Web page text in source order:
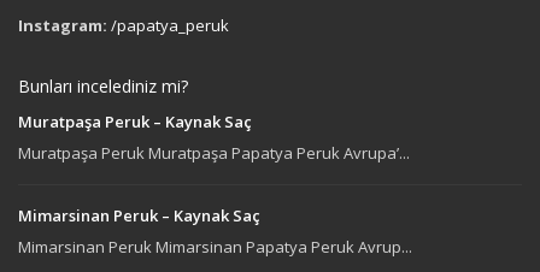
Instagram: /papatya_peruk
Bunları incelediniz mi?
Muratpaşa Peruk – Kaynak Saç
Muratpaşa Peruk Muratpaşa Papatya Peruk Avrupa’...
Mimarsinan Peruk – Kaynak Saç
Mimarsinan Peruk Mimarsinan Papatya Peruk Avrup...